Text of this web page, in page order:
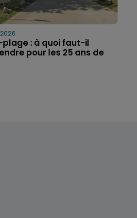
plage : à quoi faut-il
pour les 25 ans de